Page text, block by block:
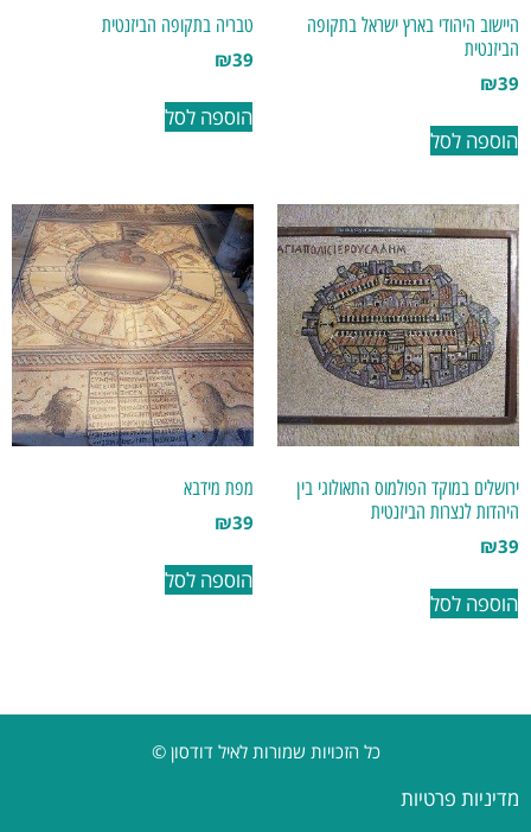
היישוב היהודי בארץ ישראל בתקופה
הביזנטית
₪39
הוספה לסל
טבריה בתקופה הביזנטית
₪39
הוספה לסל
ירושלים במוקד הפולמוס התאולוגי בין
היהדות לנצרות הביזנטית
₪39
הוספה לסל
מפת מידבא
₪39
הוספה לסל
כל הזכויות שמורות לאיל דודסון ©
מדיניות פרטיות